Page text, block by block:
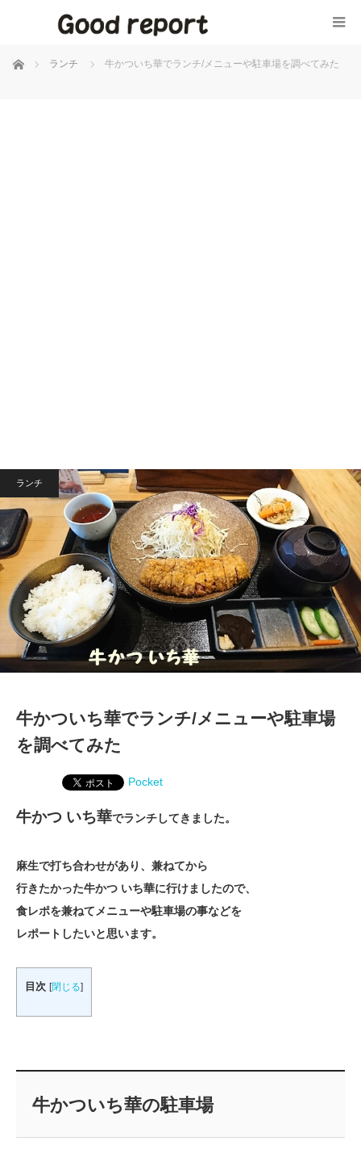
ホーム ランチ 牛かついち華でランチ/メニューや駐車場を調べてみた
ランチ
牛かついち華でランチ/メニューや駐車場
を調べてみた
Pocket
牛かつ いち華でランチしてきました。
麻生で打ち合わせがあり、兼ねてから
行きたかった牛かつ いち華に行けましたので、
食レポを兼ねてメニューや駐車場の事などを
レポートしたいと思います。
目次 [閉じる]
牛かついち華の駐車場